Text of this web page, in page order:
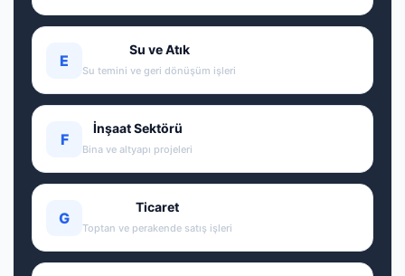
E
Su ve Atık
Su temini ve geri dönüşüm işleri
F
İnşaat Sektörü
Bina ve altyapı projeleri
G
Ticaret
Toptan ve perakende satış işleri